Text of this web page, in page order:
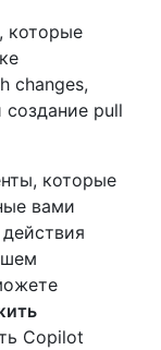
которые
changes,
pull
которые
вами
Copilot